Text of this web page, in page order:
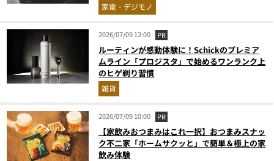
家電・デジモノ
2026/07/09 12:00 PR
ルーティンが感動体験に！Schickのプレミア
ムライン「プロジスタ」で始めるワンランク上
のヒゲ剃り習慣
雑貨
2026/07/09 10:00 PR
【家飲みおつまみはこれ一択】おつまみスナッ
ク不二家「ホームサクッと」で簡単＆極上の家
飲み体験